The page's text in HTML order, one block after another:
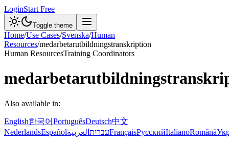
LoginStart Free
Toggle theme
Home/Use Cases/Svenska/Human
Resources/medarbetarutbildningstranskription
Human ResourcesTraining Coordinators
Also available in:
English한국어PortuguêsDeutsch中文
NederlandsEspañol עברית العربية FrançaisРусскийItalianoRomână